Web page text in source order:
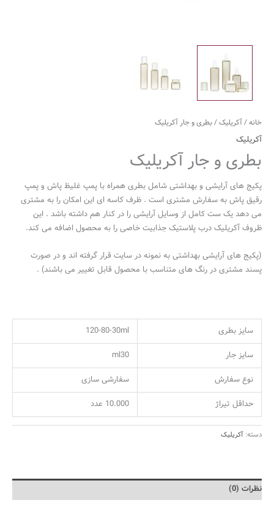
خانه/آکریلیک/ بطری و جار آکریلیک
آکریلیک
بطری و جار آکریلیک
پکیج های آرایشی و بهداشتی شامل بطری همراه با پمپ غلیظ پاش و پمپ
رقیق پاش به سفارش مشتری است . ظرف کاسه ای این امکان را به مشتری
می دهد یک ست کامل از وسایل آرایشی را در کنار هم داشته باشد . این
ظروف آکریلیک درب پلاستیک جذابیت خاصی را به محصول اضافه می کند.
(پکیج های آرایشی بهداشتی به نمونه در سایت قرار گرفته اند و در صورت
پسند مشتری در رنگ های متناسب با محصول قابل تغییر می باشند) .
سایز بطری
120-80-30ml
سایز جار
ml30
نوع سفارش
سفارشی سازی
حداقل تیراژ
10.000 عدد
دسته:آکریلیک
نظرات (0)